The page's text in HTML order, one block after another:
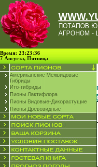
ПОТАПОВ
АГРОНОМ -
Время: 23:23:36
7 Августа, Пятница
Американские Межвидовые
Гибриды
Ито-гибриды
Пионы Лактифлора
Пионы Видовые-Дикорастущие
Пионы Древовидные